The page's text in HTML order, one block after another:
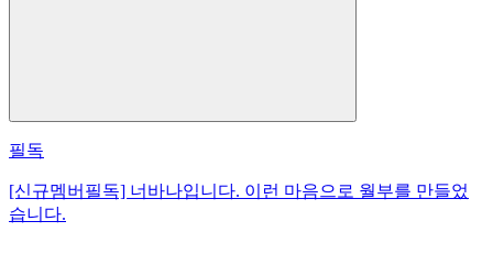
필독
[신규멤버필독] 너바나입니다. 이런 마음으로 월부를 만들었
습니다.